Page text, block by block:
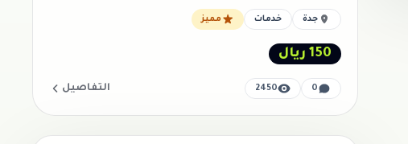
جدة خدمات مميز
150 ريال
0
2450 التفاصيل